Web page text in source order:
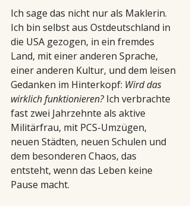
Ich sage das nicht nur als Maklerin.
Ich bin selbst aus Ostdeutschland in
die USA gezogen, in ein fremdes
Land, mit einer anderen Sprache,
einer anderen Kultur, und dem leisen
Gedanken im Hinterkopf: Wird das
wirklich funktionieren? Ich verbrachte
fast zwei Jahrzehnte als aktive
Militärfrau, mit PCS-Umzügen,
neuen Städten, neuen Schulen und
dem besonderen Chaos, das
entsteht, wenn das Leben keine
Pause macht.